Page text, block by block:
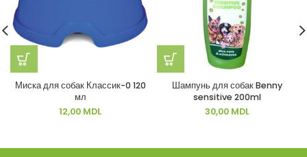
Миска для собак Классик-0 120
мл
12,00 MDL
Шампунь для собак Benny
sensitive 200ml
30,00 MDL